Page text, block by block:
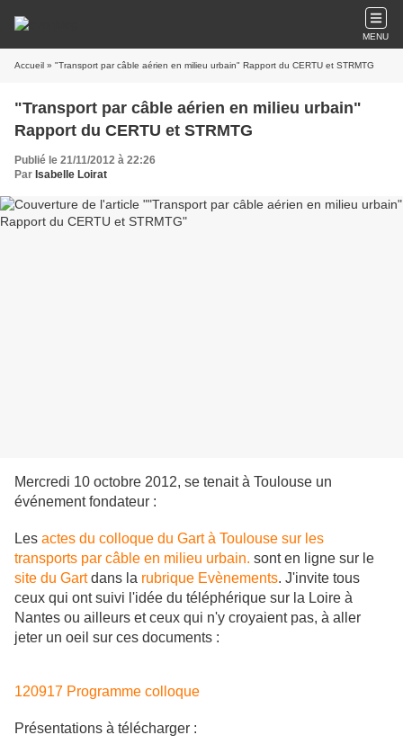
MENU
Accueil » "Transport par câble aérien en milieu urbain" Rapport du CERTU et STRMTG
"Transport par câble aérien en milieu urbain"
Rapport du CERTU et STRMTG
Publié le 21/11/2012 à 22:26
Par Isabelle Loirat
Mercredi 10 octobre 2012, se tenait à Toulouse un
événement fondateur :
Les actes du colloque du Gart à Toulouse sur les
transports par câble en milieu urbain. sont en ligne sur le
site du Gartdans la rubrique Evènements. J'invite tous
ceux qui ont suivi l'idée du téléphérique sur la Loire à
Nantes ou ailleurs et ceux qui n'y croyaient pas, à aller
jeter un oeil sur ces documents :
120917 Programme colloque
Présentations à télécharger :